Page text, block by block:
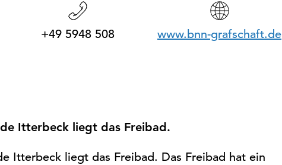
+49 5948 508 www.bnn-grafschaft.de
Itterbeck liegt das Freibad.
Itterbeck liegt das Freibad. Das Freibad hat ein